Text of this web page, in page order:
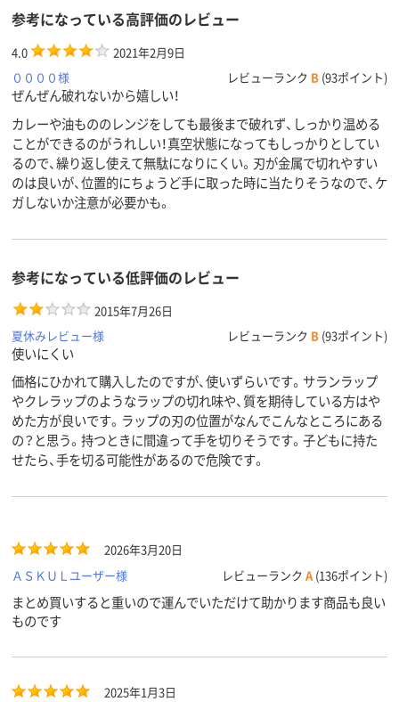
参考になっている高評価のレビュー
4.0
2021年2月9日
００００様
レビューランク B (93ポイント)
ぜんぜん破れないから嬉しい！
カレーや油もののレンジをしても最後まで破れず、しっかり温める
ことができるのがうれしい！真空状態になってもしっかりとしてい
るので、繰り返し使えて無駄になりにくい。刃が金属で切れやすい
のは良いが、位置的にちょうど手に取った時に当たりそうなので、ケ
ガしないか注意が必要かも。
参考になっている低評価のレビュー
2015年7月26日
夏休みレビュー様
レビューランク B (93ポイント)
使いにくい
価格にひかれて購入したのですが、使いずらいです。サランラップ
やクレラップのようなラップの切れ味や、質を期待している方はや
めた方が良いです。ラップの刃の位置がなんでこんなところにある
の？と思う。持つときに間違って手を切りそうです。子どもに持た
せたら、手を切る可能性があるので危険です。
2026年3月20日
ＡＳＫＵＬユーザー様
レビューランク A (136ポイント)
まとめ買いすると重いので運んでいただけて助かります商品も良い
ものです
2025年1月3日